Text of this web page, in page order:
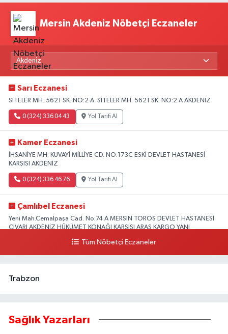
Mersin Akdeniz Nöbetçi Eczaneler
Sarı Eczanesi
SİTELER MH. 5621 SK. NO:2 A SİTELER MH. 5621 SK. NO:2 A AKDENİZ
0 (324) 336 04 43 Yol Tarifi Al
Kamer Eczanesi
İHSANİYE MH. KUVAYİ MİLLİYE CD. NO:173C ESKİ DEVLET HASTANESİ
KARŞISI AKDENİZ
0 (324) 336 46 76 Yol Tarifi Al
Çamlıbel Eczanesi
Yeni Mah.Cemalpaşa Cad. No:74 A MERSİN TOROS DEVLET HASTANESİ
CİVARI AKDENİZ HÜKÜMET KONAĞI KARŞISI ARAS KARGO YANI
Yol Tarifi Al
Tüm Nöbetçi Eczaneler
Trabzon
Sağlık Yazarları